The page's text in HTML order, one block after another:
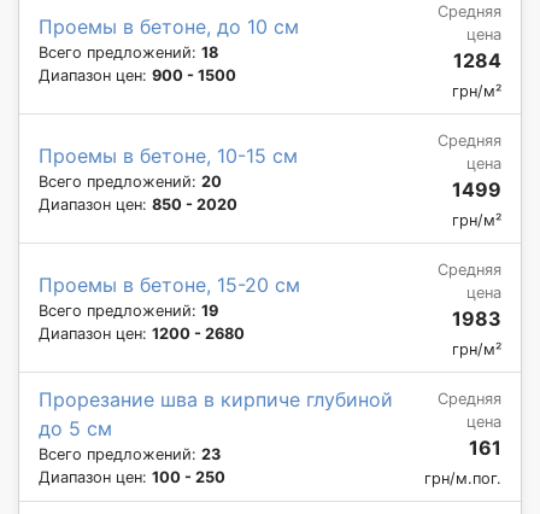
Проемы в бетоне, до 10 см
Всего предложений: 18
Диапазон цен: 900 - 1500
Средняя
цена
1284
грн/м²
Проемы в бетоне, 10-15 см
Всего предложений: 20
Диапазон цен: 850 - 2020
Средняя
цена
1499
грн/м²
Проемы в бетоне, 15-20 см
Всего предложений: 19
Диапазон цен: 1200 - 2680
Средняя
цена
1983
грн/м²
Прорезание шва в кирпиче глубиной
до 5 см
Всего предложений: 23
Диапазон цен: 100 - 250
Средняя
цена
161
грн/м.пог.